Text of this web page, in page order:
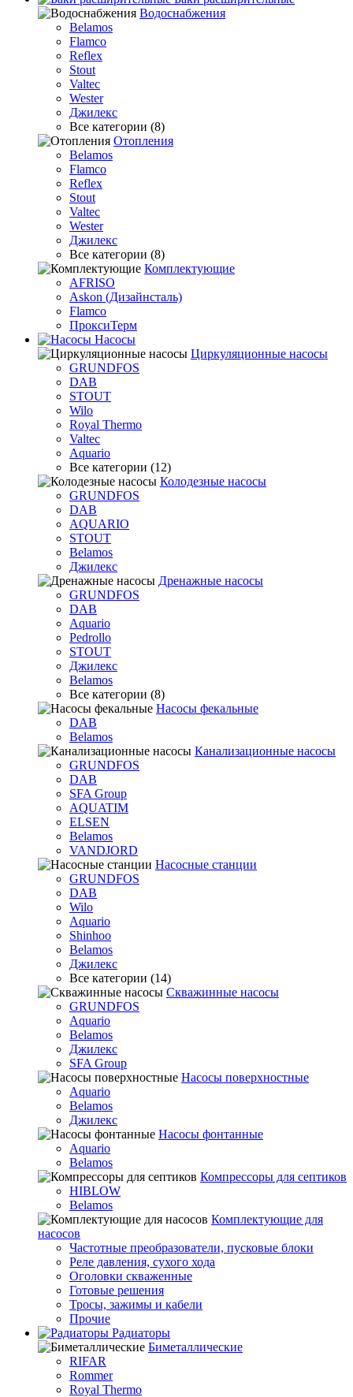
Водоснабжения
Belamos
Flamco
Reflex
Stout
Valtec
Wester
Джилекс
Все категории (8)
Отопления
Belamos
Flamco
Reflex
Stout
Valtec
Wester
Джилекс
Все категории (8)
Комплектующие
AFRISO
Askon (Дизайнсталь)
Flamco
ПроксиТерм
Насосы
Циркуляционные насосы
GRUNDFOS
DAB
STOUT
Wilo
Royal Thermo
Valtec
Aquario
Все категории (12)
Колодезные насосы
GRUNDFOS
DAB
AQUARIO
STOUT
Belamos
Джилекс
Дренажные насосы
GRUNDFOS
DAB
Aquario
Pedrollo
STOUT
Джилекс
Belamos
Все категории (8)
Насосы фекальные
DAB
Belamos
Канализационные насосы
GRUNDFOS
DAB
SFA Group
AQUATIM
ELSEN
Belamos
VANDJORD
Насосные станции
GRUNDFOS
DAB
Wilo
Aquario
Shinhoo
Belamos
Джилекс
Все категории (14)
Скважинные насосы
GRUNDFOS
Aquario
Belamos
Джилекс
SFA Group
Насосы поверхностные
Aquario
Belamos
Джилекс
Насосы фонтанные
Aquario
Belamos
Компрессоры для септиков
HIBLOW
Belamos
Комплектующие для
насосов
Частотные преобразователи, пусковые блоки
Реле давления, сухого хода
Оголовки скваженные
Готовые решения
Тросы, зажимы и кабели
Прочие
Радиаторы
Биметаллические
RIFAR
Rommer
Royal Thermo